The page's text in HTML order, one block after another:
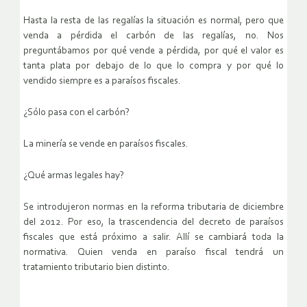
Hasta la resta de las regalías la situación es normal, pero que
venda a pérdida el carbón de las regalías, no. Nos
preguntábamos por qué vende a pérdida, por qué el valor es
tanta plata por debajo de lo que lo compra y por qué lo
vendido siempre es a paraísos fiscales.
¿Sólo pasa con el carbón?
La minería se vende en paraísos fiscales.
¿Qué armas legales hay?
Se introdujeron normas en la reforma tributaria de diciembre
del 2012. Por eso, la trascendencia del decreto de paraísos
fiscales que está próximo a salir. Allí se cambiará toda la
normativa. Quien venda en paraíso fiscal tendrá un
tratamiento tributario bien distinto.